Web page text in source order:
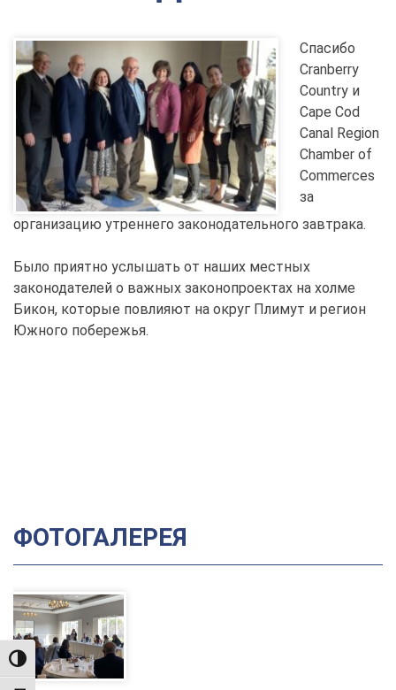
TOGGLE HIGH CONTRAST
Спасибо
Cranberry
Country и
Cape Cod
Canal Region
Chamber of
Commerces
за
организацию утреннего законодательного завтрака.
Было приятно услышать от наших местных
законодателей о важных законопроектах на холме
Бикон, которые повлияют на округ Плимут и регион
Южного побережья.
ФОТОГАЛЕРЕЯ